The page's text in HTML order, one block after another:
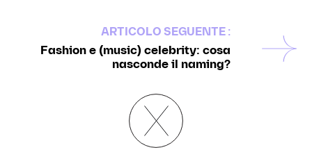
ARTICOLO SEGUENTE :
Fashion e (music) celebrity: cosa
nasconde il naming?